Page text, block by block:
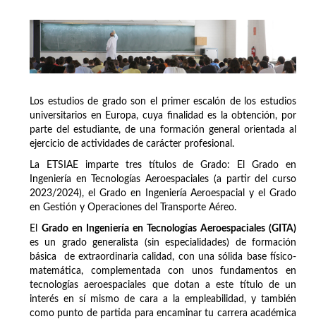
Los estudios de grado son el primer escalón de los estudios
universitarios en Europa, cuya finalidad es la obtención, por
parte del estudiante, de una formación general orientada al
ejercicio de actividades de carácter profesional.
La ETSIAE imparte tres títulos de Grado: El Grado en
Ingeniería en Tecnologías Aeroespaciales (a partir del curso
2023/2024), el Grado en Ingeniería Aeroespacial y el Grado
en Gestión y Operaciones del Transporte Aéreo.
El Grado en Ingeniería en Tecnologías Aeroespaciales (GITA)
es un grado generalista (sin especialidades) de formación
básica de extraordinaria calidad, con una sólida base físico-
matemática, complementada con unos fundamentos en
tecnologías aeroespaciales que dotan a este título de un
interés en sí mismo de cara a la empleabilidad, y también
como punto de partida para encaminar tu carrera académica